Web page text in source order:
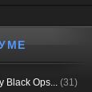
Black Ops... (31)